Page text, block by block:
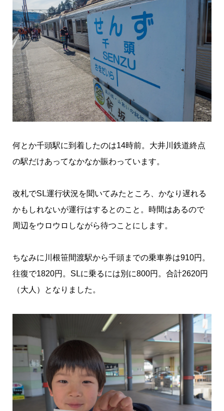
何とか千頭駅に到着したのは14時前。大井川鉄道終点
の駅だけあってなかなか賑わっています。
改札でSⅬ運行状況を聞いてみたところ、かなり遅れる
かもしれないが運行はするとのこと。時間はあるので
周辺をウロウロしながら待つことにします。
ちなみに川根笹間渡駅から千頭までの乗車券は910円。
往復で1820円。SⅬに乗るには別に800円。合計2620円
（大人）となりました。